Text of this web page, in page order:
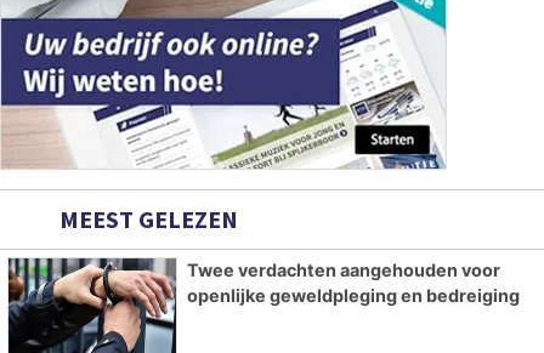
MEEST GELEZEN
Twee verdachten aangehouden voor
openlijke geweldpleging en bedreiging